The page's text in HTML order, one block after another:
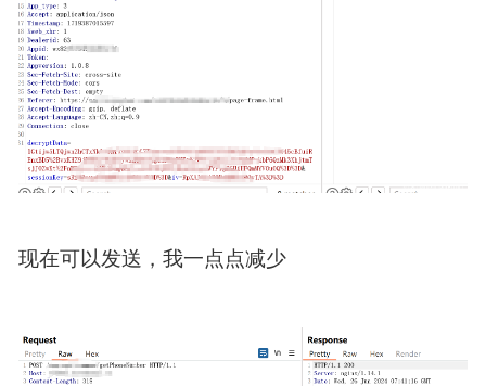
现在可以发送，我一点点减少